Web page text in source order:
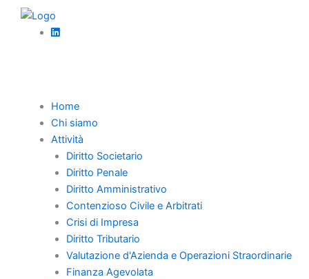
Home
Chi siamo
Attività
Diritto Societario
Diritto Penale
Diritto Amministrativo
Contenzioso Civile e Arbitrati
Crisi di Impresa
Diritto Tributario
Valutazione d'Azienda e Operazioni Straordinarie
Finanza Agevolata
Applicazione
dell’art. 120 bis, c.
4, CCII nel contesto
della liquidazione
giudiziale